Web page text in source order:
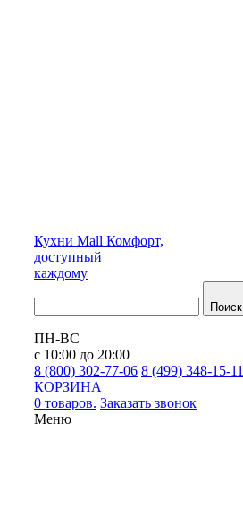
Кухни Mall Комфорт,
доступный
каждому
Поиск
ПН-ВС
с 10:00 до 20:00
8 (800) 302-77-06 8 (499) 348-15-11
КОРЗИНА
0 товаров. Заказать звонок
Меню